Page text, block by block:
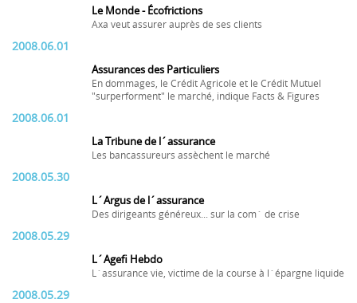
Le Monde - Écofrictions
Axa veut assurer auprès de ses clients
2008.06.01
Assurances des Particuliers
En dommages, le Crédit Agricole et le Crédit Mutuel
"surperforment" le marché, indique Facts & Figures
2008.06.01
La Tribune de l´assurance
Les bancassureurs assèchent le marché
2008.05.30
L´Argus de l´assurance
Des dirigeants généreux... sur la com´ de crise
2008.05.29
L´Agefi Hebdo
L´assurance vie, victime de la course à l´épargne liquide
2008.05.29